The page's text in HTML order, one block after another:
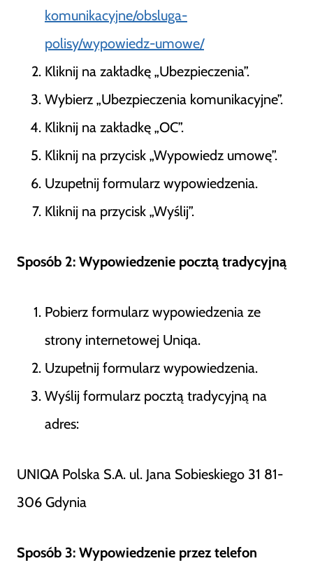
komunikacyjne/obsluga-
polisy/wypowiedz-umowe/
Kliknij na zakładkę „Ubezpieczenia”.
Wybierz „Ubezpieczenia komunikacyjne”.
Kliknij na zakładkę „OC”.
Kliknij na przycisk „Wypowiedz umowę”.
Uzupełnij formularz wypowiedzenia.
Kliknij na przycisk „Wyślij”.
Sposób 2: Wypowiedzenie pocztą tradycyjną
Pobierz formularz wypowiedzenia ze
strony internetowej Uniqa.
Uzupełnij formularz wypowiedzenia.
Wyślij formularz pocztą tradycyjną na
adres:
UNIQA Polska S.A. ul. Jana Sobieskiego 31 81-
306 Gdynia
Sposób 3: Wypowiedzenie przez telefon